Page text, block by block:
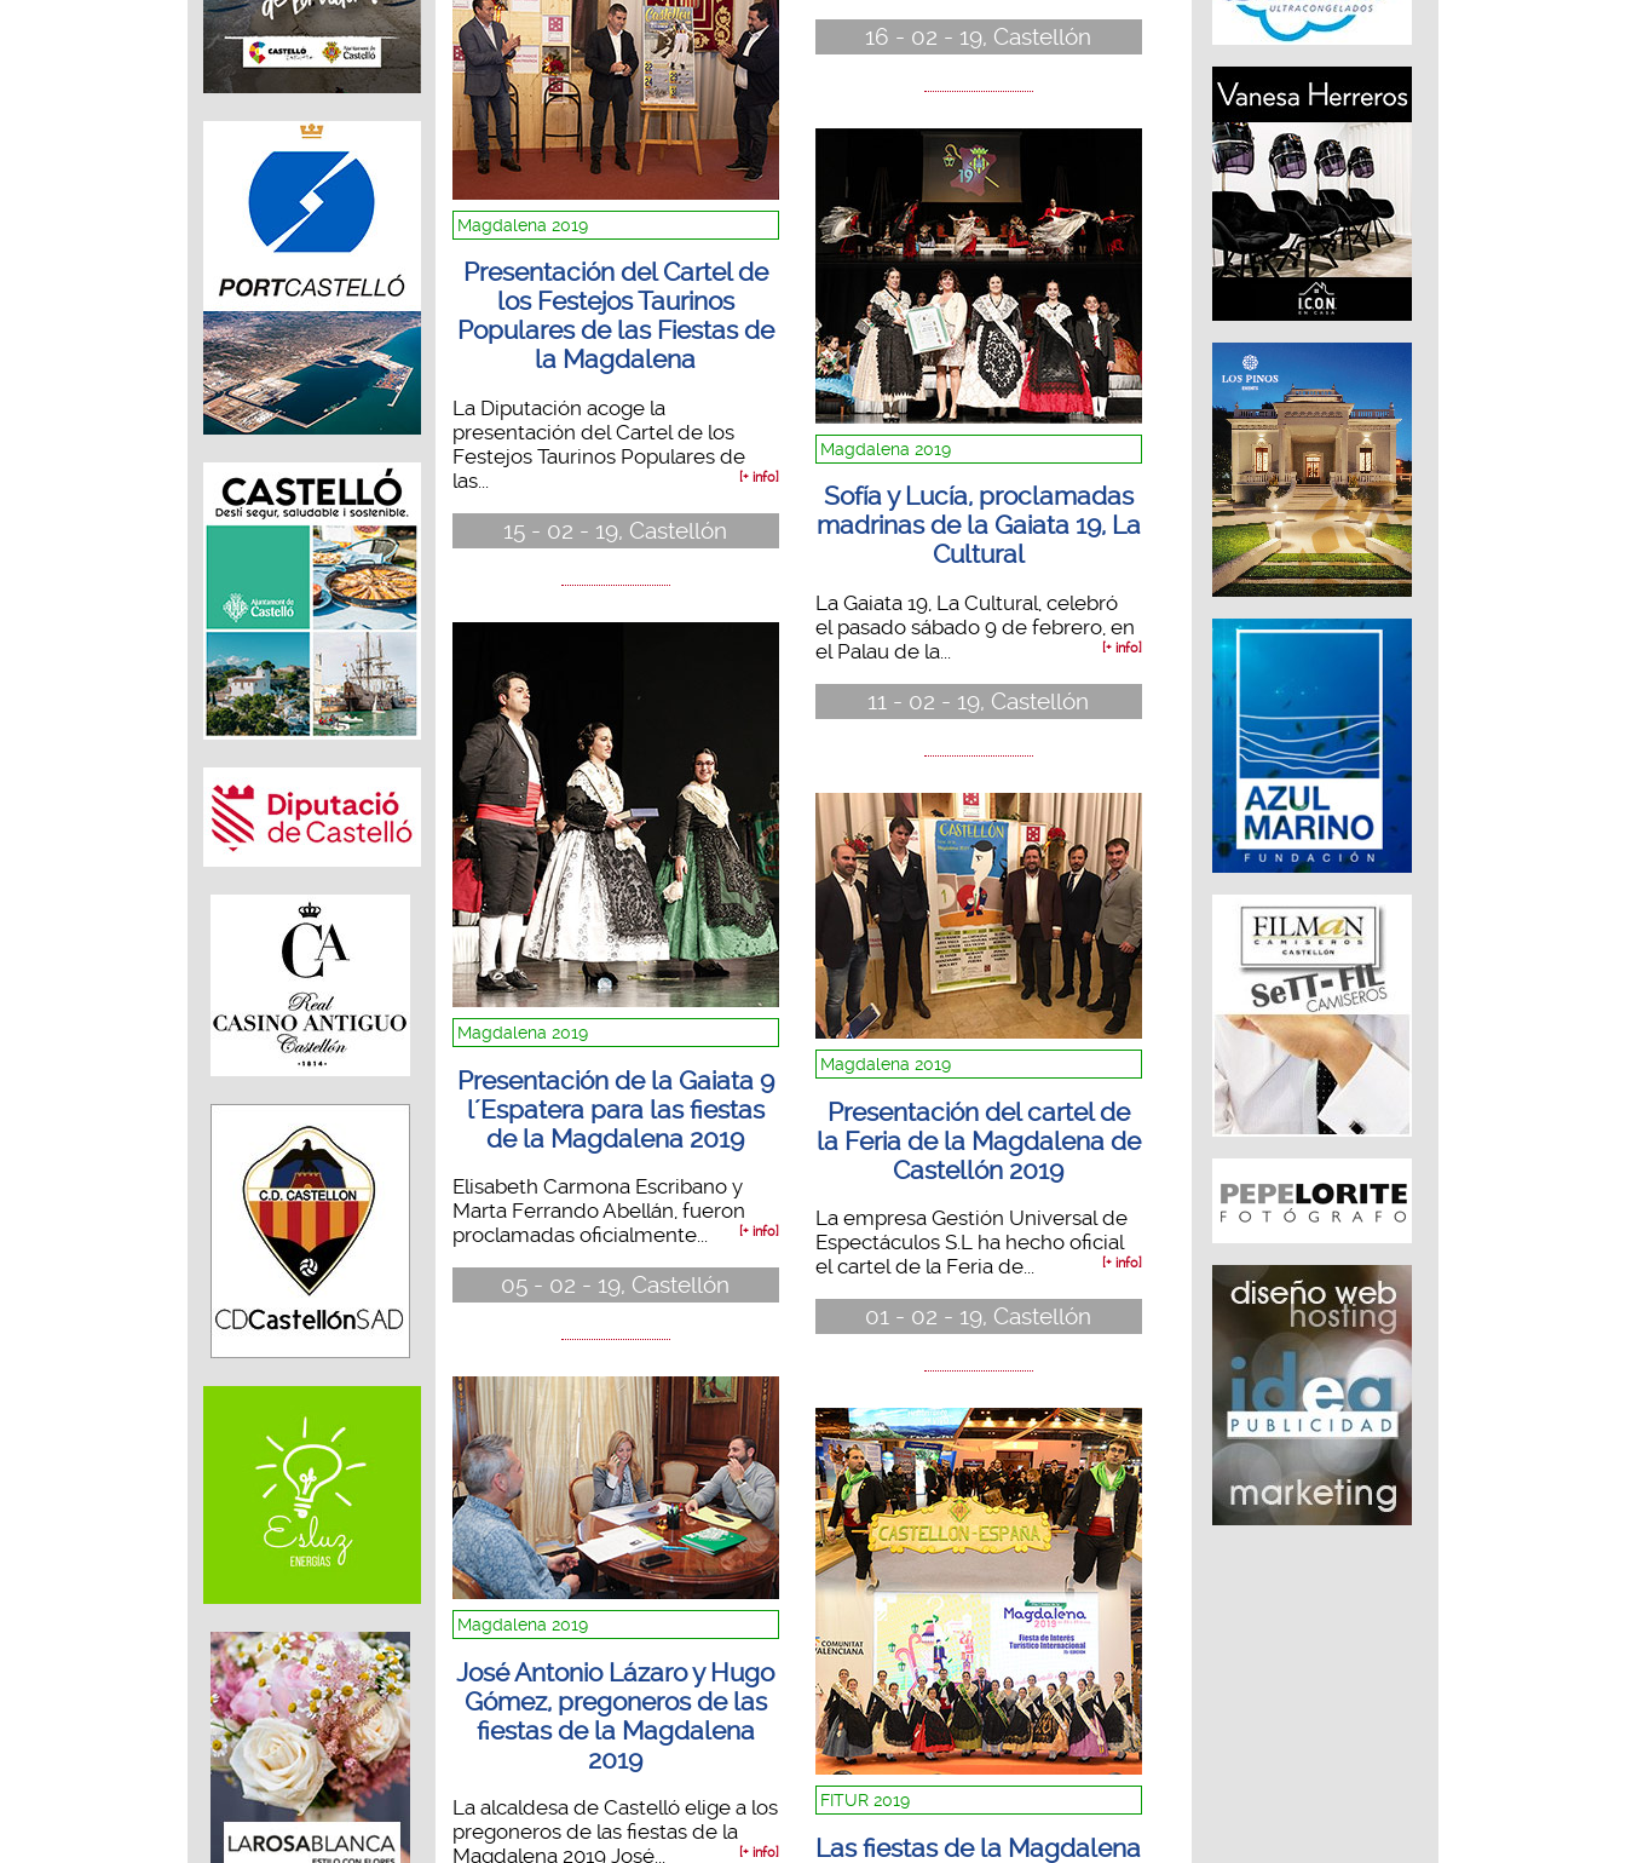
Magdalena 2019
Presentación del Cartel de
los Festejos Taurinos
Populares de las Fiestas de
la Magdalena
La Diputación acoge la
presentación del Cartel de los
Festejos Taurinos Populares de
las...
[+ info]
15 - 02 - 19, Castellón
Magdalena 2019
Presentación de la Gaiata 9
l´Espatera para las fiestas
de la Magdalena 2019
Elisabeth Carmona Escribano y
Marta Ferrando Abellán, fueron
proclamadas oficialmente...
[+ info]
05 - 02 - 19, Castellón
Magdalena 2019
José Antonio Lázaro y Hugo
Gómez, pregoneros de las
fiestas de la Magdalena
2019
La alcaldesa de Castelló elige a los
pregoneros de las fiestas de la
Magdalena 2019 José...
[+ info]
16 - 02 - 19, Castellón
Magdalena 2019
Sofía y Lucía, proclamadas
madrinas de la Gaiata 19, La
Cultural
La Gaiata 19, La Cultural, celebró
el pasado sábado 9 de febrero, en
el Palau de la...
[+ info]
11 - 02 - 19, Castellón
Magdalena 2019
Presentación del cartel de
la Feria de la Magdalena de
Castellón 2019
La empresa Gestión Universal de
Espectáculos S.L ha hecho oficial
el cartel de la Feria de...
[+ info]
01 - 02 - 19, Castellón
FITUR 2019
Las fiestas de la Magdalena